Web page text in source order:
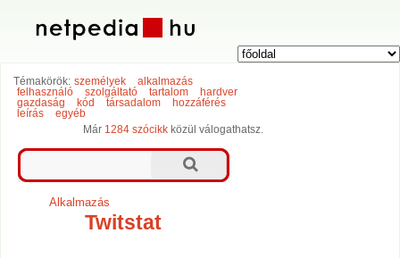
Témakörök: személyek
alkalmazás
felhasználó
szolgáltató tartalom
hardver
gazdaság
kód társadalom
hozzáférés
leírás
egyéb
Már 1284 szócikk közül válogathatsz.
Alkalmazás
Twitstat